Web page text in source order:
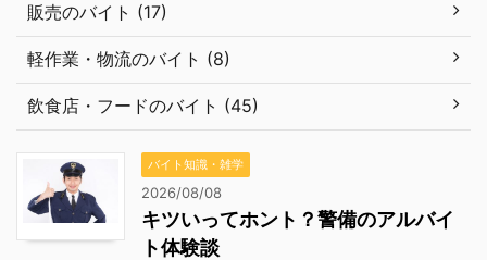
販売のバイト (17)
軽作業・物流のバイト (8)
飲食店・フードのバイト (45)
バイト知識・雑学
2026/08/08
キツいってホント？警備のアルバイ
ト体験談